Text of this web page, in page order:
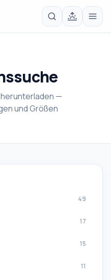
—
und Größen
49
17
15
11